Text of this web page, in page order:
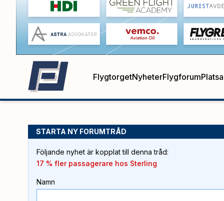
FlygtorgetNyheterFlygforum
STARTA NY FORUMTRÅD
Följande nyhet är kopplat till denna tråd:
17 % fler passagerare hos Sterling
Namn